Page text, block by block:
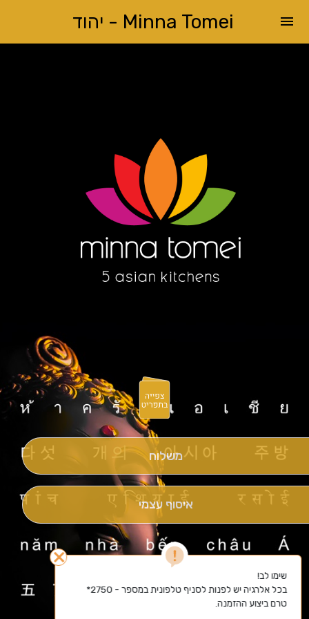
close
שימו לב!
בכל אלרגיה יש לפנות לסניף טלפונית במספר - 2750*
טרם ביצוע ההזמנה.
menu Minna Tomei - יהוד
משלוח
איסוף עצמי